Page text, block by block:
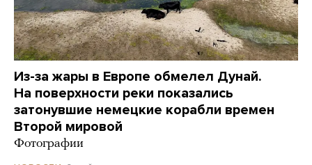
Из-за жары в Европе обмелел Дунай.
На поверхности реки показались
затонувшие немецкие корабли времен
Второй мировой
Фотографии